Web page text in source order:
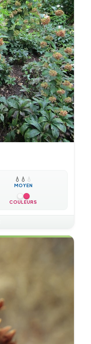
💧 💧 💧
MOYEN
COULEURS